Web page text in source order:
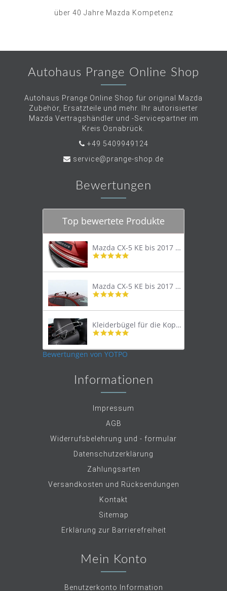
über 40 Jahre Mazda Kompetenz
Autohaus Prange Online Shop
Autohaus Prange Online Shop für original Mazda
Zubehör, Ersatzteile und mehr. Ihr autorisierter
Mazda Vertragshändler und -Servicepartner im
Kreis Osnabrück.
+49 5409949124
service@prange-shop.de
Bewertungen
Top bewertete Produkte
Mazda CX-5 KE bis 2017 Trittschutzleiste Edelstahl original
4.8
rating
Mazda CX-5 KE bis 2017 Lastenträger Dachträger
4.9
rating
Kleiderbügel für die Kopfstütze
4.9
rating
Bewertungen von YOTPO
Informationen
Impressum
AGB
Widerrufsbelehrung und - formular
Datenschutzerklärung
Zahlungsarten
Versandkosten und Rücksendungen
Kontakt
Sitemap
Erklärung zur Barrierefreiheit
Mein Konto
Benutzerkonto Information